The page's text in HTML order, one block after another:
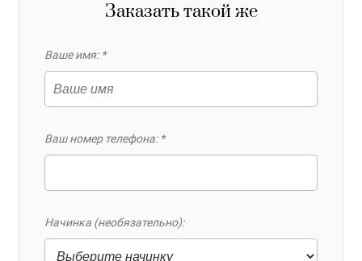
Заказать такой же
Ваше имя: *
Ваш номер телефона: *
Начинка (необязательно):